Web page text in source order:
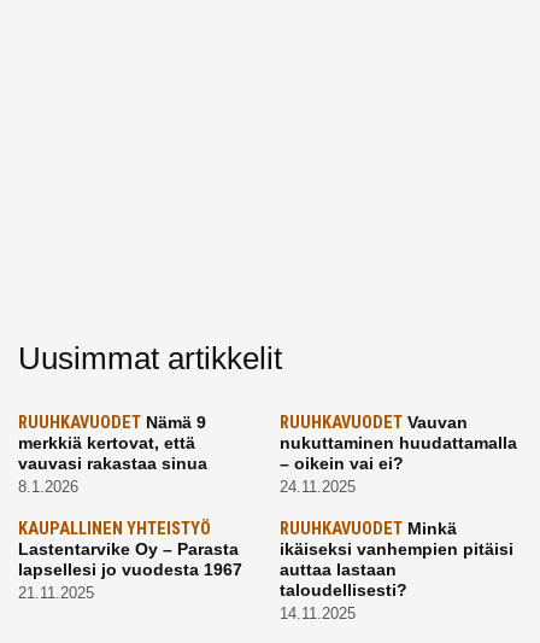
Uusimmat artikkelit
RUUHKAVUODET Nämä 9
merkkiä kertovat, että
vauvasi rakastaa sinua
8.1.2026
RUUHKAVUODETVauvan
nukuttaminen huudattamalla
– oikein vai ei?
24.11.2025
KAUPALLINEN YHTEISTYÖ
Lastentarvike Oy – Parasta
lapsellesi jo vuodesta 1967
21.11.2025
RUUHKAVUODETMinkä
ikäiseksi vanhempien pitäisi
auttaa lastaan
taloudellisesti?
14.11.2025